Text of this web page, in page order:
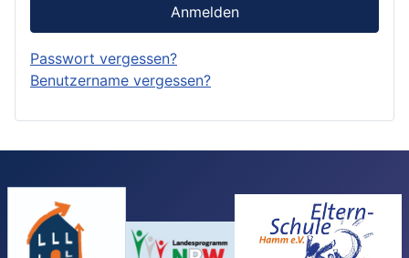
Anmelden
Passwort vergessen?
Benutzername vergessen?